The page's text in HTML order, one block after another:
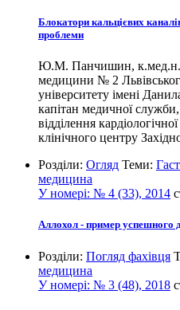
Блокатори кальцієвих
проблеми
Ю.М. Панчишин, к.мед.н.,
медицини № 2
університету імені
капітан медичної
відділення
клінічного центру
Розділи: Огляд Теми:
медицина
У номері: № 4 (33), 2014
Аллохол - пример успешного
Розділи: Погляд фахівця
медицина
У номері: № 3 (48), 2018